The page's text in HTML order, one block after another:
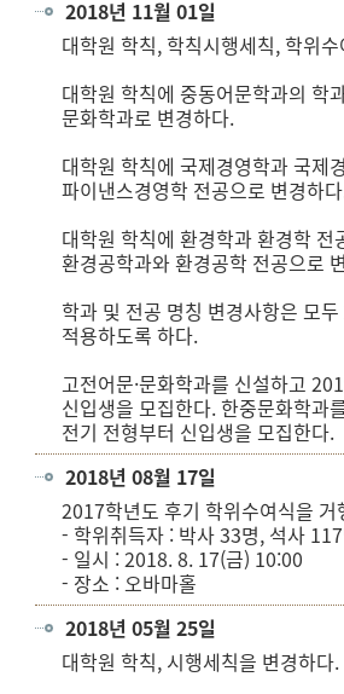
2018년 11월 01일
대학원 학칙, 학칙시행세칙, 학위
대학원 학칙에 중동어문학과의 학
문화학과로 변경하다.
대학원 학칙에 국제경영학과 국제
파이낸스경영학 전공으로 변경하
대학원 학칙에 환경학과 환경학 전
환경공학과와 환경공학 전공으로
학과 및 전공 명칭 변경사항은 모
적용하도록 하다.
고전어문·문화학과를 신설하고
신입생을 모집한다. 한중문화학과
전기 전형부터 신입생을 모집한다.
2018년 08월 17일
2017학년도 후기 학위수여식을 거
- 학위취득자 : 박사 33명, 석사
- 일시 : 2018. 8. 17(금) 10:00
- 장소 : 오바마홀
2018년 05월 25일
대학원 학칙, 시행세칙을 변경하다.